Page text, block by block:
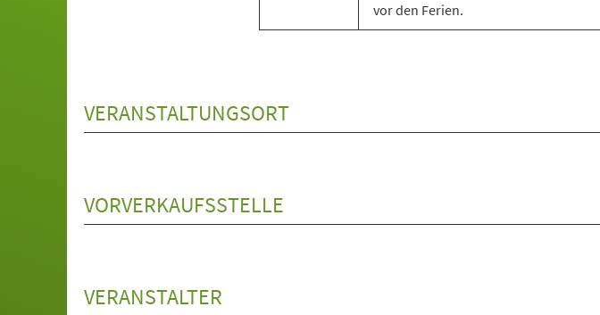
vor den Ferien.
VERANSTALTUNGSORT
VORVERKAUFSSTELLE
VERANSTALTER